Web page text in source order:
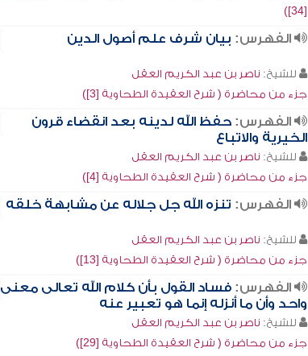
[34])
الفهرس: بيان شرف علم أصول الدين
للشيخ: ناصر بن عبد الكريم العقل
جزء من محاضرة ( شرح العقيدة الطحاوية [3])
الفهرس: حفظ الله لدينه بعد انقضاء قرون
الخيرية والاتباع
للشيخ: ناصر بن عبد الكريم العقل
جزء من محاضرة ( شرح العقيدة الطحاوية [4])
الفهرس: تنزه الله جل جلاله عن مشابهة خلقه
للشيخ: ناصر بن عبد الكريم العقل
جزء من محاضرة ( شرح العقيدة الطحاوية [13])
الفهرس: فساد القول بأن كلام الله تعالى معنى
واحد وأن ما أنزله إنما هو تعبير عنه
للشيخ: ناصر بن عبد الكريم العقل
جزء من محاضرة ( شرح العقيدة الطحاوية [29])